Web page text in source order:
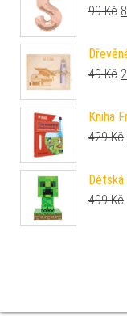
99Kč
49Kč
Kniha
429Kč
499Kč